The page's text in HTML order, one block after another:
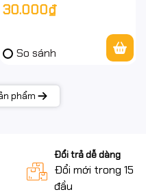
CF226A ( 26A / 26X ) - Bb đen
30.000₫
So sánh
phẩm
Đổi trả dễ dàng
Đổi mới trong 15
đầu